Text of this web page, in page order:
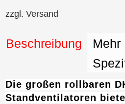
zzgl. Versand
Beschreibung
Mehr
Die großen rollbaren
Standventilatoren